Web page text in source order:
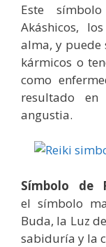
Este
Akáshicos,
alma, y
kármicos o
como
resultado
angustia.
Símbolo de
el símbolo
Buda, la Luz
sabiduría y la